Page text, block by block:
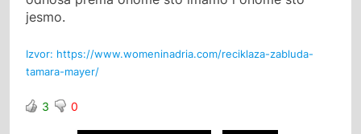
jesmo.
Izvor: https://www.womeninadria.com/reciklaza-zabluda-
tamara-mayer/
3 0